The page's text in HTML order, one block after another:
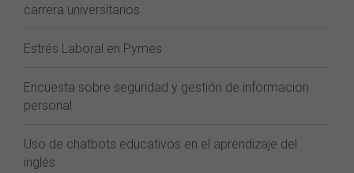
carrera universitarios
Estrés Laboral en Pymes
Encuesta sobre seguridad y gestión de informacion
personal
Uso de chatbots educativos en el aprendizaje del
inglés